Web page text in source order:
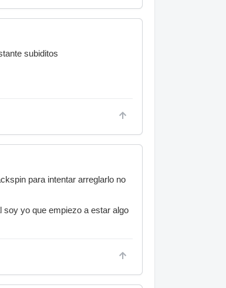
subiditos
para intentar arreglarlo no
soy yo que empiezo a estar algo